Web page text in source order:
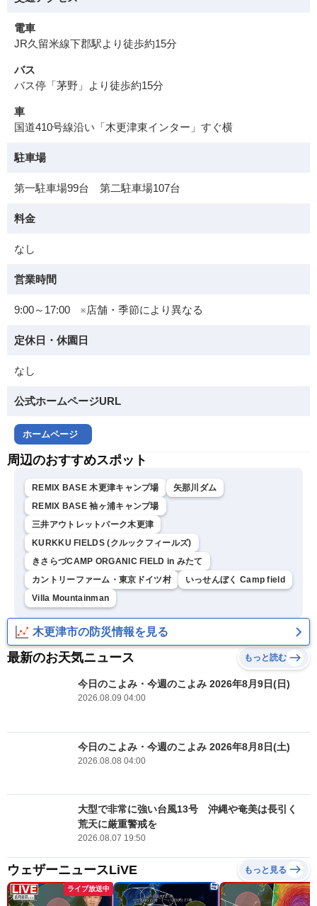
電車
JR久留米線下郡駅より徒歩約15分
バス
バス停「茅野」より徒歩約15分
車
国道410号線沿い「木更津東インター」すぐ横
駐車場
第一駐車場99台 第二駐車場107台
料金
なし
営業時間
9:00～17:00 ※店舗・季節により異なる
定休日・休園日
なし
公式ホームページURL
ホームページ
周辺のおすすめスポット
REMIX BASE 木更津キャンプ場
矢那川ダム
REMIX BASE 袖ヶ浦キャンプ場
三井アウトレットパーク木更津
KURKKU FIELDS (クルックフィールズ)
きさらづCAMP ORGANIC FIELD in みたて
カントリーファーム・東京ドイツ村
いっせんぼく Camp field
Villa Mountainman
木更津市の防災情報を見る
最新のお天気ニュース もっと読む
今日のこよみ・今週のこよみ 2026年8月9日(日)
2026.08.09 04:00
今日のこよみ・今週のこよみ 2026年8月8日(土)
2026.08.08 04:00
大型で非常に強い台風13号 沖縄や奄美は長引く
荒天に厳重警戒を
2026.08.07 19:50
ウェザーニュースLiVE もっと見る
ライブ放送中